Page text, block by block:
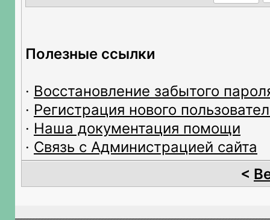
Полезные ссылки
· Восстановление забытого
· Регистрация нового
· Наша документация помощи
· Связь с Администрацией сайта
<